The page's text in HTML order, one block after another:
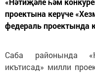
проектына керүче
федераль
Саба районында
икътисад» милли